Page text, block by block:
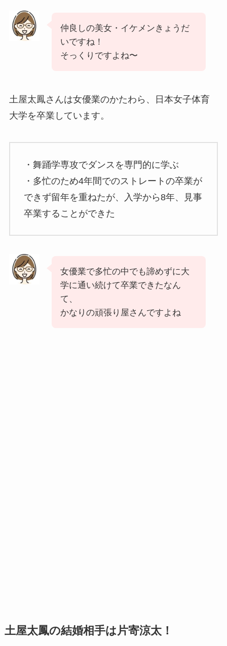
仲良しの美女・イケメンきょうだ
いですね！
そっくりですよね〜
土屋太鳳さんは女優業のかたわら、日本女子体育
大学を卒業しています。
・舞踊学専攻でダンスを専門的に学ぶ
・多忙のため4年間でのストレートの卒業が
できず留年を重ねたが、入学から8年、見事
卒業することができた
女優業で多忙の中でも諦めずに大
学に通い続けて卒業できたなん
て、
かなりの頑張り屋さんですよね
土屋太鳳の結婚相手は片寄涼太！